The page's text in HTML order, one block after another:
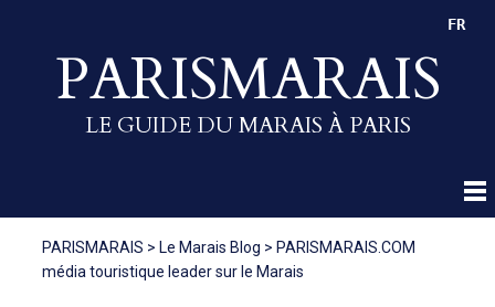
PARISMARAIS
LE GUIDE DU MARAIS À PARIS
FR
PARISMARAIS > Le Marais Blog > PARISMARAIS.COM
média touristique leader sur le Marais